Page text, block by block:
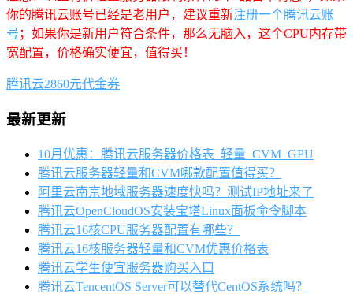
你的腾讯云账号已经是老用户，建议重新注册一个腾讯云账
号 ；如果你是新用户符合条件，那么无脑入，这个CPU内存带
宽配置，价格确实便宜，值得买！
腾讯云2860元代金券
最新更新
10月优惠：腾讯云服务器价格表_轻量_CVM_GPU
腾讯云服务器轻量和CVM哪款配置值得买？
阿里云南京地域服务器速度快吗？测试IP地址来了
腾讯云OpenCloudOS安装宝塔Linux面板命令脚本
腾讯云16核CPU服务器配置有哪些？
腾讯云16核服务器轻量和CVM优惠价格表
腾讯云学生便宜服务器购买入口
腾讯云TencentOS Server可以替代CentOS系统吗？